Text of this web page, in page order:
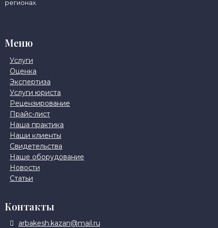
регионах.
Меню
Услуги
Оценка
Экспертиза
Услуги юриста
Рецензирование
Прайс-лист
Наша практика
Наши клиенты
Свидетельства
Наше оборудование
Новости
Статьи
Контакты
arbakesh.kazan@mail.ru